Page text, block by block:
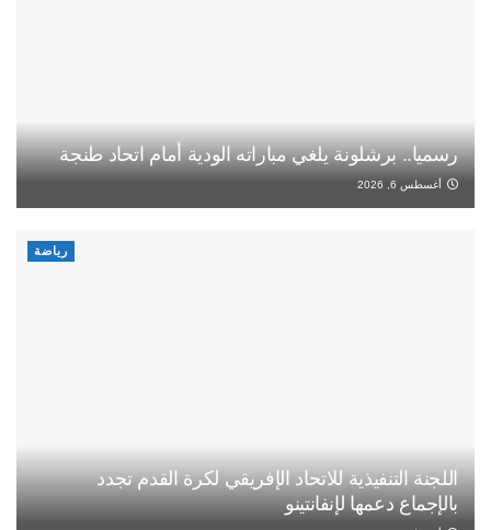
رسميا.. برشلونة يلغي مباراته الودية أمام اتحاد طنجة
أغسطس 6, 2026
رياضة
اللجنة التنفيذية للاتحاد الإفريقي لكرة القدم تجدد
بالإجماع دعمها لإنفانتينو